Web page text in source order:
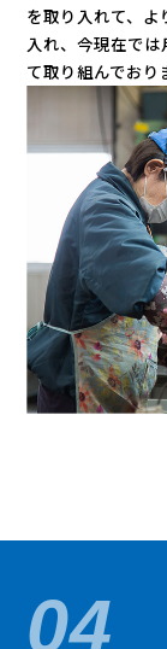
を取り入れて、
入れ、今現在で
て取り組んでおり